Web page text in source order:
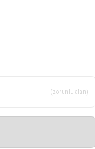
(zorunlu alan)